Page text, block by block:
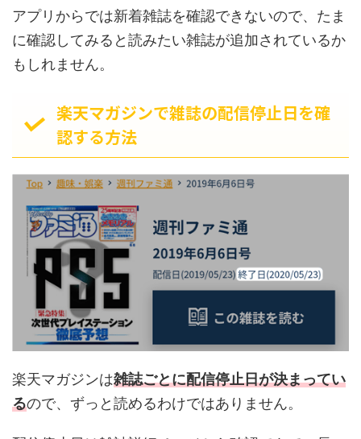
アプリからでは新着雑誌を確認できないので、たま
に確認してみると読みたい雑誌が追加されているか
もしれません。
楽天マガジンで雑誌の配信停止日を確
認する方法
楽天マガジンは雑誌ごとに配信停止日が決まってい
るので、ずっと読めるわけではありません。